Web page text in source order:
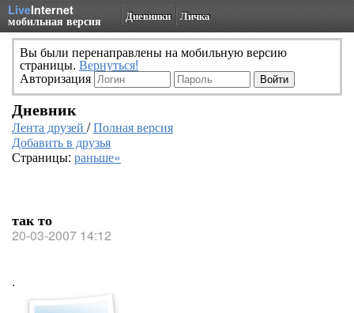
LiveInternet
мобильная версия Дневники Личка
Вы были перенаправлены на мобильную версию
страницы. Вернуться!
Авторизация
Дневник
Лента друзей /Полная версия
Добавить в друзья
Страницы: раньше»
так то
20-03-2007 14:12
.